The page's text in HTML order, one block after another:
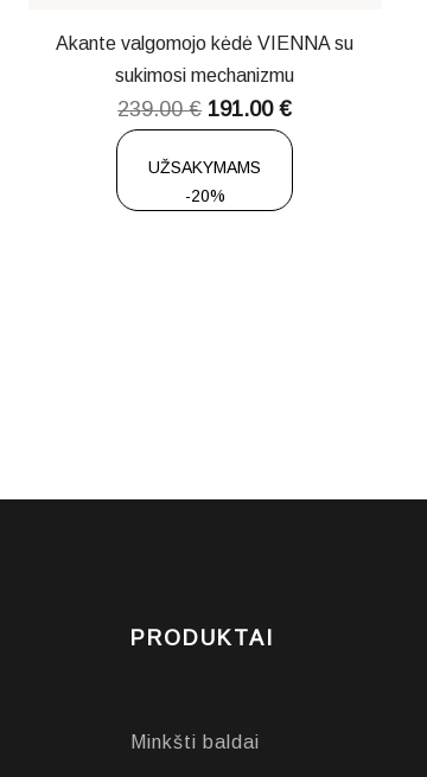
Akante valgomojo kėdė VIENNA su
sukimosi mechanizmu
239.00€ 191.00€
UŽSAKYMAMS
-20%
PRODUKTAI
Minkšti baldai